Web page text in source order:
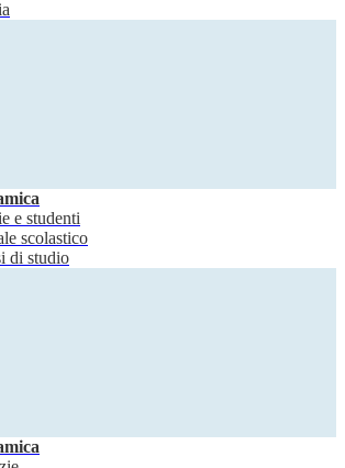
e studenti
scolastico
di studio